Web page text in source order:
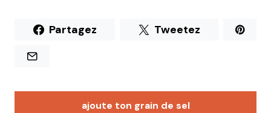
Partagez Tweetez
ajoute ton grain de sel